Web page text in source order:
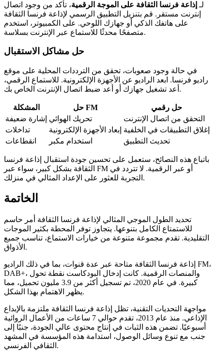
لـ إذاعة فرنسا الثقافة على الموجة الرقمية، تأكد من وجود اتصال
إنترنت مستقر. قم بتنزيل التطبيق الرسمي لإذاعة فرنسا الثقافة
على هاتفك الذكي أو جهازك اللوحي. على الكمبيوتر، استخدم
متصفحًا محدثًا للاستماع عبر الإنترنت بسلاسة.
حل مشاكل الاستقبال
في حالة وجود صعوبات، تحقق من الترددات المحلية على موقع
راديو فرنسا. ابعد الراديو عن الأجهزة الإلكترونية. للاستماع الرقمي،
أعد تشغيل جهازك أو أعد ضبط اتصال الإنترنت الخاص بك.
المشكلة حل FM
حل رقمي
إشارة ضعيفة تحريك الهوائي
التحقق من اتصال الإنترنت
تداخلات
إبعاد الأجهزة الإلكترونية إغلاق التطبيقات في الخلفية
انقطاعات
استخدام مكبر تحديث التطبيق
باتباع هذه النصائح، ستعمل على تحسين جودة استقبال إذاعة فرنسا
الثقافة بشكل كبير، سواء عبر FM أو عبر الرقمية. لا تتردد في
التجربة للعثور على الإعداد المثالي في منزلك.
الخاتمة
تحديد الطول الموجي المثالي لإذاعة فرنسا الثقافة أمر حاسم
للاستمتاع الكامل بتنوعها. يتجاوز توفر المحطة بكثير الموجات
التقليدية. تقدم مجموعة متنوعة من خيارات الاستماع، تناسب جميع
الأذواق.
إذاعة فرنسا الثقافة متاحة عبر عدة قنوات، بما في ذلك الراديو FM،
DAB+، والمنصات الرقمية. كانت إدخال البودكاست نقطة تحول
كبيرة. في عام 2020، تم تسجيل أكثر من 3.9 مليون تحميل، مما
يظهر الاهتمام بهذا الشكل.
مواجهة التحديات التقنية، تظل إذاعة فرنسا الثقافة ملتزمة بالإبداع
الإذاعي. منذ عام 2013، تقدم حوالي 7 ساعات من الأعمال الروائية
أسبوعيًا. تضمن هذه الثبات في إنتاج محتوى عالي الجودة، جنبًا إلى
جنب مع تنوع وسائل الوصول، استدامة هذه المؤسسة في المشهد
الثقافي الفرنسي.